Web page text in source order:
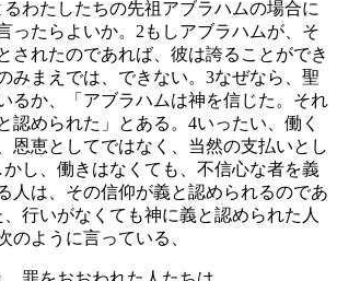
わたしたちの先祖アブラハムの場合に
ったらよいか。 2 もしアブラハムが、そ
されたのであれば、彼は誇ることができ
みまえでは、できない。 3なぜなら、聖
るか、「アブラハムは神を信じた。それ
認められた」とある。 4いったい、働く
恩恵としてではなく、当然の支払いとし
かし、働きはなくても、不信心な者を義
人は、その信仰が義と認められるのであ
行いがなくても神に義と認められた人
のように言っている、